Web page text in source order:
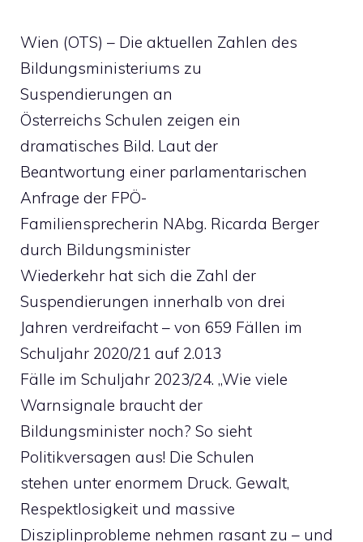
Wien (OTS) – Die aktuellen Zahlen des
Bildungsministeriums zu
Suspendierungen an
Österreichs Schulen zeigen ein
dramatisches Bild. Laut der
Beantwortung einer parlamentarischen
Anfrage der FPÖ-
Familiensprecherin NAbg. Ricarda Berger
durch Bildungsminister
Wiederkehr hat sich die Zahl der
Suspendierungen innerhalb von drei
Jahren verdreifacht – von 659 Fällen im
Schuljahr 2020/21 auf 2.013
Fälle im Schuljahr 2023/24. „Wie viele
Warnsignale braucht der
Bildungsminister noch? So sieht
Politikversagen aus! Die Schulen
stehen unter enormem Druck. Gewalt,
Respektlosigkeit und massive
Disziplinprobleme nehmen rasant zu – und